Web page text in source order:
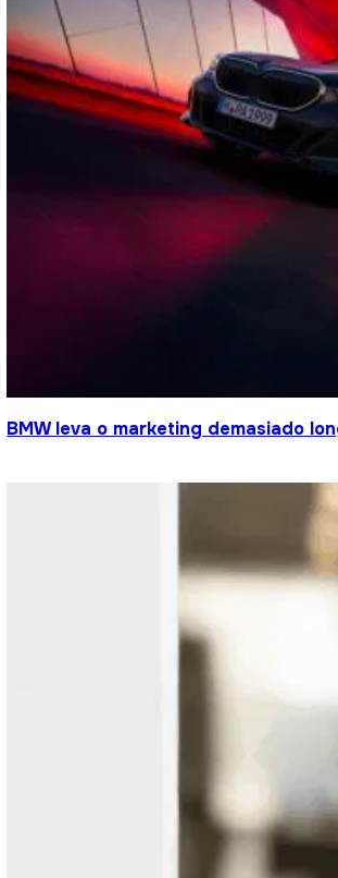
BMW leva o marketing demasiado